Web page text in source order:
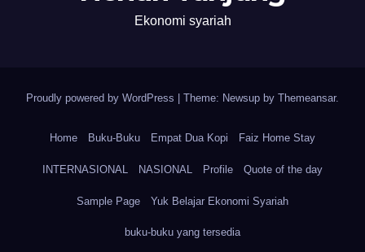
Ekonomi syariah
Proudly powered by WordPress Theme: Newsup by Themeansar.
Home Buku-Buku Empat Dua Kopi Faiz Home Stay
INTERNASIONAL NASIONAL Profile Quote of the day
Sample Page Yuk Belajar Ekonomi Syariah
buku-buku yang tersedia